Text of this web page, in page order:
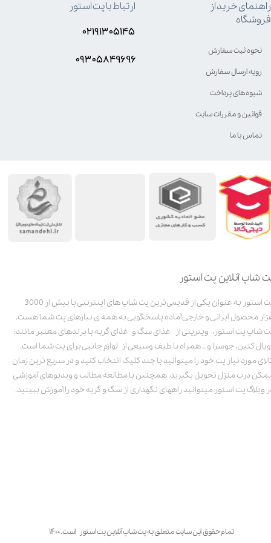
شاپ آنلاین پت استور
پت استور به عنوان یکی از قدیمی‌ترین پت شاپ های اینترنتی با بیش از 3000
محصول ایرانی و خارجی آماده پاسخگویی به همه ی نیازهای پت شما هست.
شاپ پت استور، ویترینی از غذای سگ و غذای گربه با برندهای معتبر مانند:
کنین، جوسرا و .. همراه با طیف وسیعی از لوازم جانبی برای پت شما است.
مورد نیاز پت خود را میتوانید با چند کلیک انتخاب کنید و در سریع ترین زمان
درب منزل تحویل بگیرید. همچنین با مطالعه مطالب و ویدیوهای آموزشی
وبلاگ پت استور میتوانید راههای نگهداری از سگ و گربه خود را آموزش ببینید.
تمام حقوق این سایت متعلق به پت شاپ آنلاین پت استور است. ۱۴۰۰
راهنمای خرید از
فروشگاه
نحوه ثبت سفارش
رویه ارسال سفارش
شیوه‌های پرداخت
قوانین و مقررات سایت
تماس با ما
ارتباط با پت استور
۰۲۱۹۱۳۰۵۱۴۵
۰۹۳۰۵8۴9696